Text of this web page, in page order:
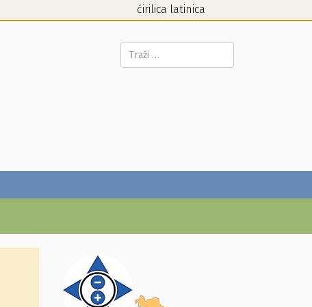
ćirilica latinica
Pretraga...